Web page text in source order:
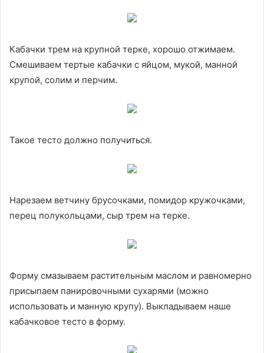
Кабачки трем на крупной терке, хорошо отжимаем.
Смешиваем тертые кабачки с яйцом, мукой, манной
крупой, солим и перчим.
Такое тесто должно получиться.
Нарезаем ветчину брусочками, помидор кружочками,
перец полукольцами, сыр трем на терке.
Форму смазываем растительным маслом и равномерно
присыпаем панировочными сухарями (можно
использовать и манную крупу). Выкладываем наше
кабачковое тесто в форму.